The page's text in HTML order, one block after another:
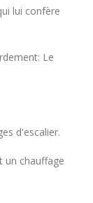
lui confère
Le
d'escalier.
un chauffage